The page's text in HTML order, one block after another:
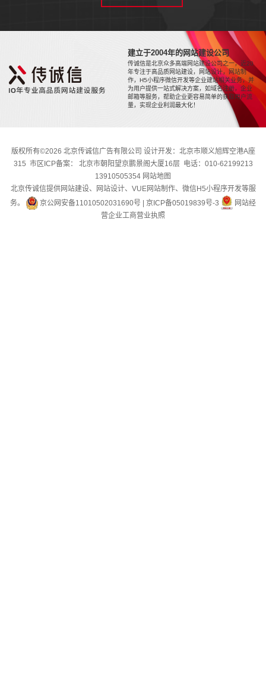
建立于2004年的网站建设公司
传诚信是北京众多高端网站建设公司之一，近20
年专注于高品质网站建设，网站设计，网站制
作，H5小程序微信开发等企业建站相关业务，并
为用户提供一站式解决方案，如域名注册，企业
邮箱等服务，帮助企业更容易简单的获取用户流
量，实现企业利润最大化！
版权所有©2026 北京传诚信广告有限公司 设计开发：北京市顺义旭辉空港A座
315 市区ICP备案： 北京市朝阳望京鹏景阁大厦16层 电话：010-62199213
13910505354 网站地图
北京传诚信提供网站建设、网站设计、VUE网站制作、微信H5小程序开发等服
务。
京公网安备11010502031690号 | 京ICP备05019839号-3
网站经
营企业工商营业执照